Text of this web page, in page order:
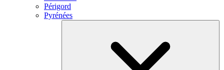
Périgord
Pyrénées